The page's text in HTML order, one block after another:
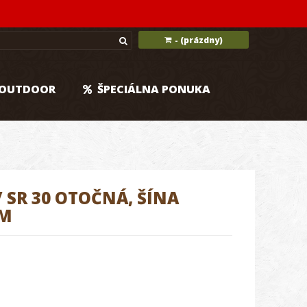
- (prázdny)
ŠPECIÁLNA PONUKA
30 OTOČNÁ, ŠÍNA